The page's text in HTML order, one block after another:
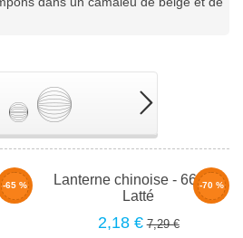
-65 %
-
-70 %
Lanterne chinoise - 66cm -
Latté
2,18 € 7,29 €